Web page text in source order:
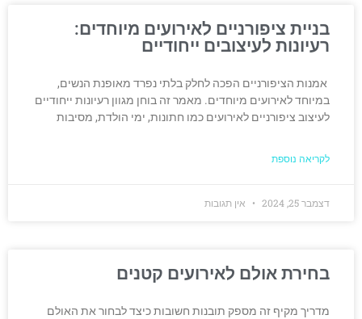
בניית ציפורניים לאירועים מיוחדים:
רעיונות לעיצובים ייחודיים
אמנות הציפורניים הפכה לחלק בלתי נפרד מאופנת הנשים,
במיוחד לאירועים מיוחדים. מאמר זה בוחן מגוון רעיונות ייחודיים
לעיצוב ציפורניים לאירועים כמו חתונות, ימי הולדת, מסיבות
לקריאה נוספת
דצמבר 25, 2024 אין תגובות
בחירת אולם לאירועים קטנים
מדריך מקיף זה מספק תובנות חשובות כיצד לבחור את האולם